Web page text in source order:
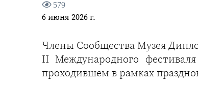
579
6 июня 2026 г.
Члены Сообщества Музея
II Международного
проходившем в рамках